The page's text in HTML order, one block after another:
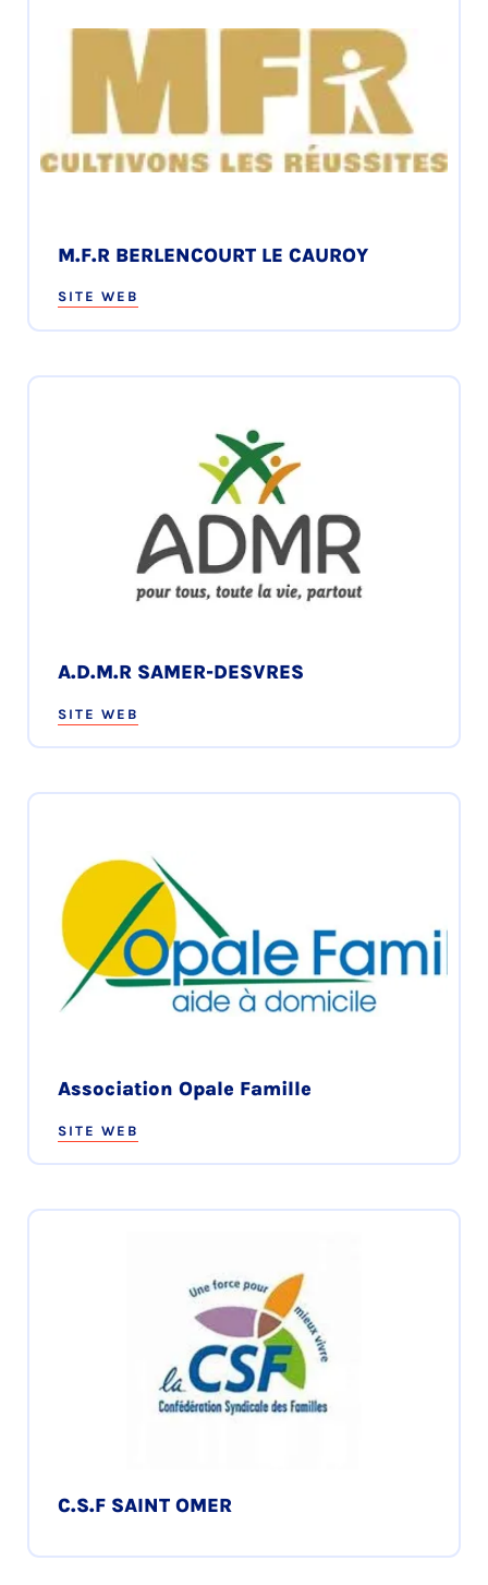
M.F.R BERLENCOURT LE CAUROY
SITE WEB
A.D.M.R SAMER-DESVRES
SITE WEB
Association Opale Famille
SITE WEB
C.S.F SAINT OMER